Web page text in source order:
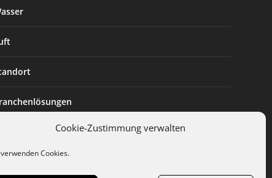
Cookie-Zustimmung verwalten
Cookies.